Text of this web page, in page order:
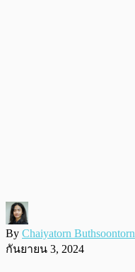
By Chaiyatorn Buthsoontorn
กันยายน 3, 2024